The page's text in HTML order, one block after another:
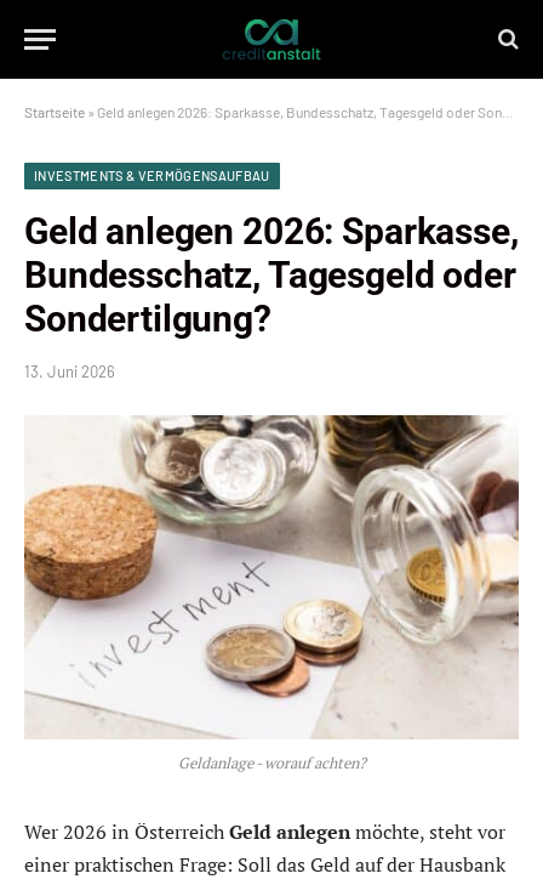
Startseite » Geld anlegen 2026: Sparkasse, Bundesschatz, Tagesgeld oder Sondertilgung?
INVESTMENTS & VERMÖGENSAUFBAU
Geld anlegen 2026: Sparkasse,
Bundesschatz, Tagesgeld oder
Sondertilgung?
13. Juni 2026
Geldanlage - worauf achten?
Wer 2026 in ÖsterreichGeld anlegenmöchte, steht vor
einer praktischen Frage: Soll das Geld auf der Hausbank